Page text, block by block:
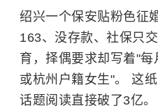
绍兴一个保安贴粉色征
163、没存款、社保只
育，择偶要求却写着"
或杭州户籍女生"。 这
话题阅读直接破了3亿。